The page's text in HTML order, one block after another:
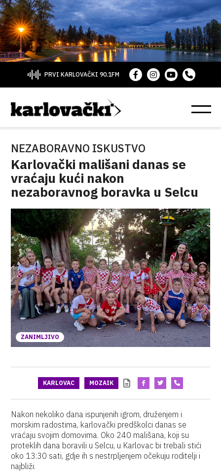
PRVI KARLOVAČKI 90.1FM
NEZABORAVNO ISKUSTVO
Karlovački mališani danas se
vraćaju kući nakon
nezaboravnog boravka u Selcu
ZANIMLJIVO
KARLOVAC MOZAIK
Nakon nekoliko dana ispunjenih igrom, druženjem i
morskim radostima, karlovački predškolci danas se
vraćaju svojim domovima. Oko 240 mališana, koji su
proteklih dana boravili u Selcu, u Karlovac bi trebali stići
oko 13:30 sati, gdje ih s nestrpljenjem očekuju roditelji i
najbliži.